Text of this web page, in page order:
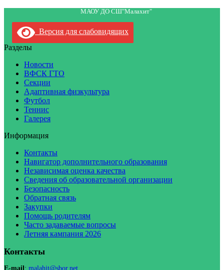
МАОУ ДО СШ"Малахит"
Версия для слабовидящих
Разделы
Новости
ВФСК ГТО
Секции
Адаптивная физкультура
Футбол
Теннис
Галерея
Информация
Контакты
Навигатор дополнительного образования
Независимая оценка качества
Сведения об образовательной организации
Безопасность
Обратная связь
Закупки
Помощь родителям
Часто задаваемые вопросы
Летняя кампания 2026
Контакты
E-mail: malahit@sbor.net